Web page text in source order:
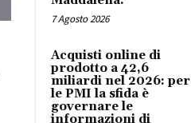
7 Agosto 2026
Acquisti online di
prodotto a 42,6
miliardi nel 2026: per
le PMI la sfida è
governare le
informazioni di